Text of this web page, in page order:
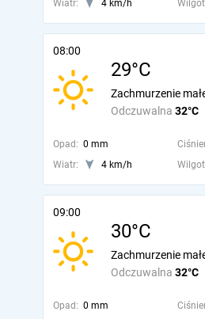
Wiatr: 4 km/h
08:00
29°C
Odczuwalna 32°C
Zachmurzenie
Opad: 0 mm
Wiatr:
4 km/h
09:00
30°C
Odczuwalna 32°C
Zachmurzenie
Opad: 0 mm